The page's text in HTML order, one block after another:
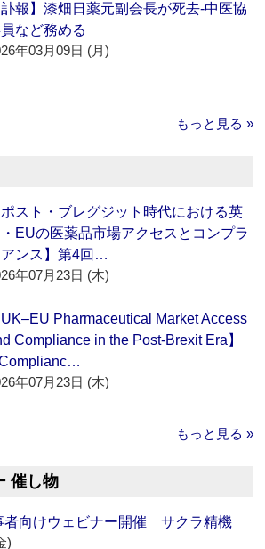
訃報】漆畑日薬元副会長が死去‐中医協
など務める
年03月09日 (月)
もっと見る »
ポスト・ブレグジット時代における英
・EUの医薬品市場アクセスとコンプラ
ンス】第4回…
年07月23日 (木)
UK–EU Pharmaceutical Market Access
Compliance in the Post-Brexit Era】
年07月23日 (木)
もっと見る »
催し物
者向けウェビナー開催 サクラ精機
)